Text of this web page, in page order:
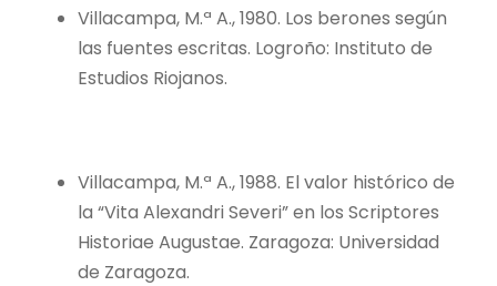
Villacampa, M.ª A., 1980. Los berones según
las fuentes escritas. Logroño: Instituto de
Estudios Riojanos.
Villacampa, M.ª A., 1988. El valor histórico de
la “Vita Alexandri Severi” en los Scriptores
Historiae Augustae. Zaragoza: Universidad
de Zaragoza.